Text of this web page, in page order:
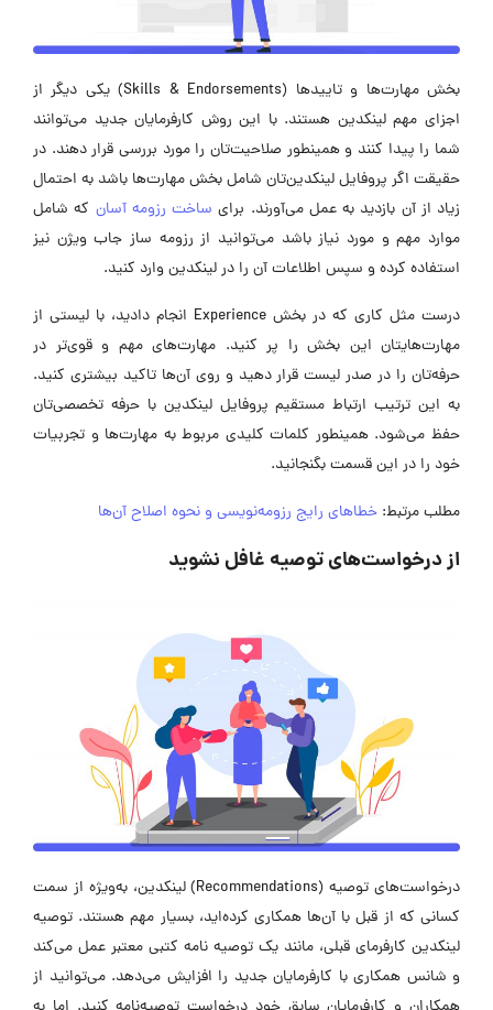
بخش مهارت‌ها و تاییدها (Skills & Endorsements) یکی دیگر از
اجزای مهم لینکدین هستند. با این روش کارفرمایان جدید می‌توانند
شما را پیدا کنند و همینطور صلاحیت‌تان را مورد بررسی قرار دهند. در
حقیقت اگر پروفایل لینکدین‌تان شامل بخش مهارت‌ها باشد به احتمال
زیاد از آن بازدید به عمل می‌آورند. برای ساخت رزومه آسان که شامل
موارد مهم و مورد نیاز باشد می‌توانید از رزومه ساز جاب ویژن نیز
استفاده کرده و سپس اطلاعات آن را در لینکدین وارد کنید.
درست مثل کاری که در بخش Experience انجام دادید، با لیستی از
مهارت‌هایتان این بخش را پر کنید. مهارت‌های مهم و قوی‌تر در
حرفه‌تان را در صدر لیست قرار دهید و روی آن‌ها تاکید بیشتری کنید.
به این ترتیب ارتباط مستقیم پروفایل لینکدین با حرفه تخصصی‌تان
حفظ می‌شود. همینطور کلمات کلیدی مربوط به مهارت‌ها و تجربیات
خود را در این قسمت بگنجانید.
مطلب مرتبط: خطاهای رایج رزومه‌نویسی و نحوه اصلاح آن‌ها
از درخواست‌های توصیه غافل نشوید
درخواست‌های توصیه (Recommendations) لینکدین، به‌ویژه از سمت
کسانی که از قبل با آن‌ها همکاری کرده‌اید، بسیار مهم هستند. توصیه
لینکدین کارفرمای قبلی، مانند یک توصیه نامه کتبی معتبر عمل می‌کند
و شانس همکاری با کارفرمایان جدید را افزایش می‌دهد. می‌توانید از